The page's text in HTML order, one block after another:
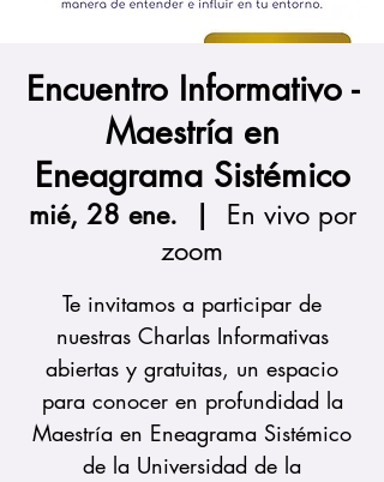
Encuentro Informativo -
Maestría en
Eneagrama Sistémico
mié, 28 ene.
En vivo por
zoom
Te invitamos a participar de
nuestras Charlas Informativas
abiertas y gratuitas, un espacio
para conocer en profundidad la
Maestría en Eneagrama Sistémico
de la Universidad de la